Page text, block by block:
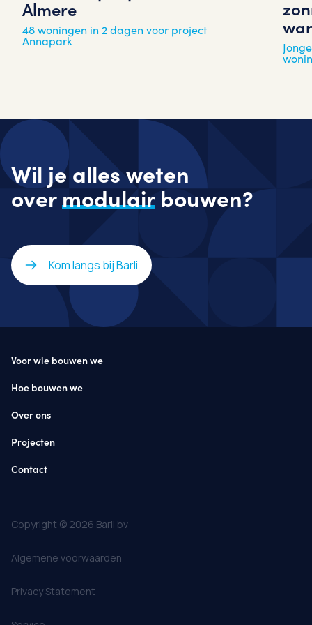
Almere
48 woningen in 2 dagen voor project
Annapark
Wil je alles weten
overmodulairbouwen?
Kom langs bij Barli
Voor wie bouwen we
Hoe bouwen we
Over ons
Projecten
Contact
Copyright © 2026 Barli bv
Algemene voorwaarden
Privacy Statement